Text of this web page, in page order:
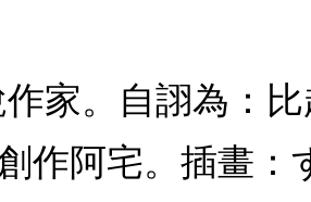
家。自詡為：
作阿宅。插畫：